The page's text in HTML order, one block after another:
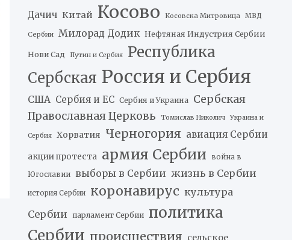
Дачич Китай Косово Косовска Митровица МВД
Сербии Милорад Додик Нефтяная Индустрия Сербии
Нови Сад Путин и Сербия
Республика
Сербская Россия и Сербия
США Сербия и ЕС Сербия и Украина
Сербская
Православная Церковь
Томислав Николич Украина и
Сербия Хорватия Черногория авиация Сербии
акции протеста армия Сербии война в
Югославии выборы в Сербии жизнь в Сербии
история Сербии коронавирус культура
Сербии
парламент Сербии политика
Сербии происшествия сельское